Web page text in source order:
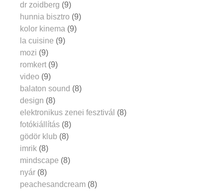
dr zoidberg (9)
hunnia bisztro (9)
kolor kinema (9)
la cuisine (9)
mozi (9)
romkert (9)
video (9)
balaton sound (8)
design (8)
elektronikus zenei fesztivál (8)
fotókiállítás (8)
gödör klub (8)
imrik (8)
mindscape (8)
nyár (8)
peachesandcream (8)